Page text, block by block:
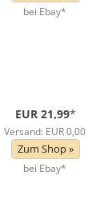
bei Ebay*
EUR 21,99*
Versand: EUR 0,00
Zum Shop »
bei Ebay*